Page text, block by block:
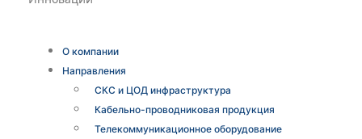
О компании
Направления
СКС и ЦОД инфраструктура
Кабельно-проводниковая продукция
Телекоммуникационное оборудование